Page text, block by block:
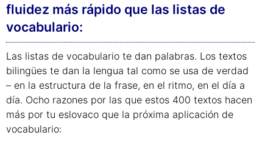
fluidez más rápido que las listas de
vocabulario:
Las listas de vocabulario te dan palabras. Los textos
bilingües te dan la lengua tal como se usa de verdad
– en la estructura de la frase, en el ritmo, en el día a
día. Ocho razones por las que estos 400 textos hacen
más por tu eslovaco que la próxima aplicación de
vocabulario: